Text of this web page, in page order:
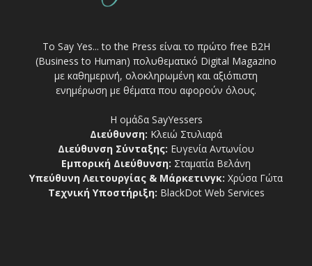
Το Say Yes... to the Press είναι το πρώτο free Β2Η
(Business to Human) πολυθεματικό Digital Magazino
με καθημερινή, ολοκληρωμένη και αξιόπιστη
ενημέρωση με θέματα που αφορούν όλους.
Η ομάδα SayYessers
Διεύθυνση: Κλειώ Στυλιαρά
Διεύθυνση Σύνταξης: Ευγενία Αντωνίου
Εμπορική Διεύθυνση: Σταματία Βελάνη
Υπεύθυνη Λειτουργίας & Μάρκετινγκ: Χρύσα Γώτα
Τεχνική Υποστήριξη: BlackDot Web Services